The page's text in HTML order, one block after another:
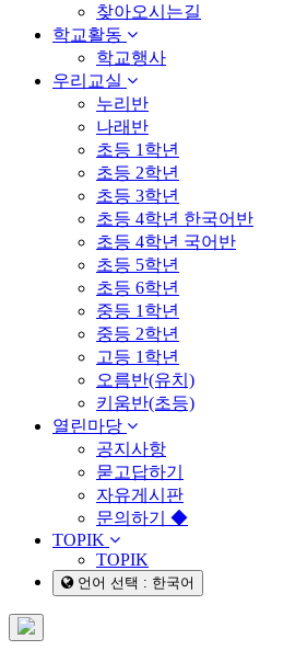
찾아오시는길
학교활동
학교행사
우리교실
누리반
나래반
초등 1학년
초등 2학년
초등 3학년
초등 4학년 한국어반
초등 4학년 국어반
초등 5학년
초등 6학년
중등 1학년
중등 2학년
고등 1학년
오름반(유치)
키움반(초등)
열린마당
공지사항
묻고답하기
자유게시판
문의하기 ◆
TOPIK
TOPIK
언어 선택 : 한국어